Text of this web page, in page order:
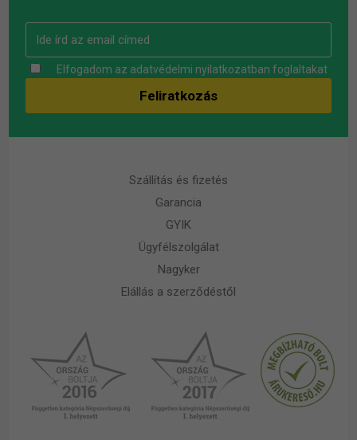
Elfogadom az adatvédelmi nyilatkozatban foglaltakat
Szállítás és fizetés
Garancia
GYIK
Ügyfélszolgálat
Nagyker
Elállás a szerződéstől